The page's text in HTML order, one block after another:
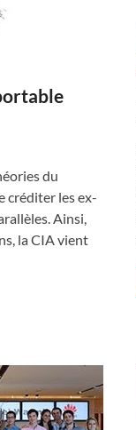
du
créditer les ex-
Ainsi,
la CIA vient